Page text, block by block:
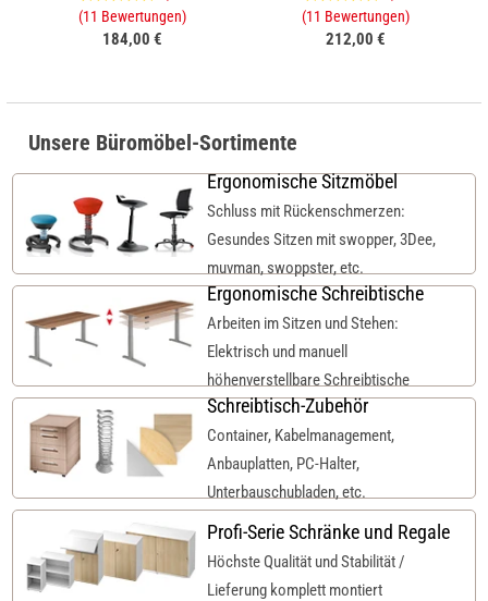
(11 Bewertungen)
184,00 €
(11 Bewertungen)
212,00 €
Unsere Büromöbel-Sortimente
Ergonomische Sitzmöbel
Schluss mit Rückenschmerzen:
Gesundes Sitzen mit swopper, 3Dee,
muvman, swoppster, etc.
Ergonomische Schreibtische
Arbeiten im Sitzen und Stehen:
Elektrisch und manuell
höhenverstellbare Schreibtische
Schreibtisch-Zubehör
Container, Kabelmanagement,
Anbauplatten, PC-Halter,
Unterbauschubladen, etc.
Profi-Serie Schränke und Regale
Höchste Qualität und Stabilität /
Lieferung komplett montiert